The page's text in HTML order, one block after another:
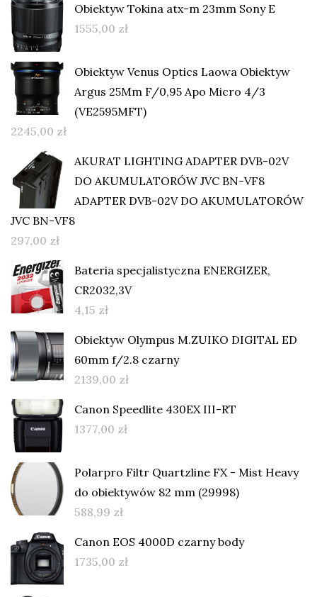
Obiektyw Tokina atx-m 23mm Sony E
1555,00 zł
Obiektyw Venus Optics Laowa Obiektyw
Argus 25Mm F/0,95 Apo Micro 4/3
(VE2595MFT)
2245,00 zł
AKURAT LIGHTING ADAPTER DVB-02V
DO AKUMULATORÓW JVC BN-VF8
ADAPTER DVB-02V DO AKUMULATORÓW
JVC BN-VF8
297,00 zł
Bateria specjalistyczna ENERGIZER,
CR2032,3V
4,15 zł
Obiektyw Olympus M.ZUIKO DIGITAL ED
60mm f/2.8 czarny
2139,00 zł
Canon Speedlite 430EX III-RT
1377,00 zł
Polarpro Filtr Quartzline FX - Mist Heavy
do obiektywów 82 mm (29998)
588,99 zł
Canon EOS 4000D czarny body
1735,00 zł